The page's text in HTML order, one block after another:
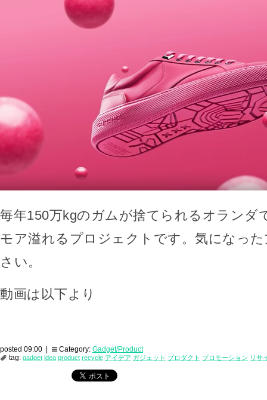
毎年150万kgのガムが捨てられるオランダ
モア溢れるプロジェクトです。気になっ
さい。
動画は以下より
posted 09:00 | Category: Gadget/Product
tag: gadget idea product recycle アイデア ガジェット プロダクト プロモーション リサ